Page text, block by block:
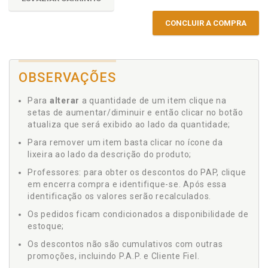
CONCLUIR A COMPRA
OBSERVAÇÕES
Para alterar a quantidade de um item clique na
setas de aumentar/diminuir e então clicar no botão
atualiza que será exibido ao lado da quantidade;
Para remover um item basta clicar no ícone da
lixeira ao lado da descrição do produto;
Professores: para obter os descontos do PAP, clique
em encerra compra e identifique-se. Após essa
identificação os valores serão recalculados.
Os pedidos ficam condicionados a disponibilidade de
estoque;
Os descontos não são cumulativos com outras
promoções, incluindo P.A.P. e Cliente Fiel.